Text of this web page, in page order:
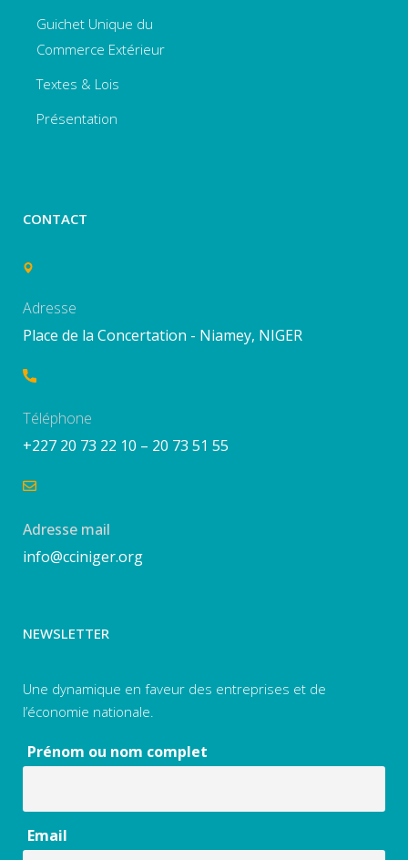
Guichet Unique du
Commerce Extérieur
Textes & Lois
Présentation
CONTACT
Adresse
Place de la Concertation - Niamey, NIGER
Téléphone
+227 20 73 22 10 – 20 73 51 55
Adresse mail
info@cciniger.org
NEWSLETTER
Une dynamique en faveur des entreprises et de
l’économie nationale.
Prénom ou nom complet
Email